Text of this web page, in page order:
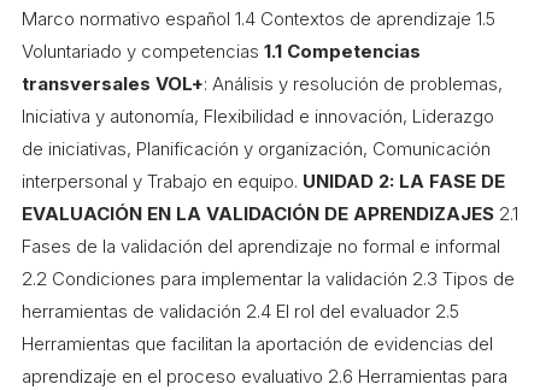
Marco normativo español 1.4 Contextos de aprendizaje 1.5
Voluntariado y competencias 1.1 Competencias
transversales VOL+: Análisis y resolución de problemas,
Iniciativa y autonomía, Flexibilidad e innovación, Liderazgo
de iniciativas, Planificación y organización, Comunicación
interpersonal y Trabajo en equipo. UNIDAD 2: LA FASE DE
EVALUACIÓN EN LA VALIDACIÓN DE APRENDIZAJES 2.1
Fases de la validación del aprendizaje no formal e informal
2.2 Condiciones para implementar la validación 2.3 Tipos de
herramientas de validación 2.4 El rol del evaluador 2.5
Herramientas que facilitan la aportación de evidencias del
aprendizaje en el proceso evaluativo 2.6 Herramientas para
Treballa amb nosaltres